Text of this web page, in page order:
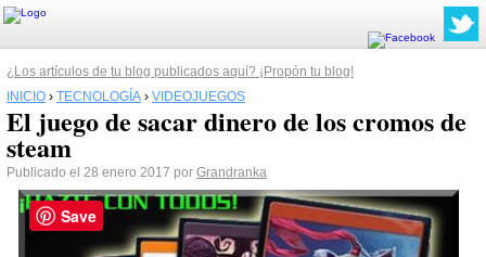
¿Los artículos de tu blog publicados aquí? ¡Propón tu blog!
INICIO › TECNOLOGÍA › VIDEOJUEGOS
El juego de sacar dinero de los cromos de
steam
Publicado el 28 enero 2017 por Grandranka
Save